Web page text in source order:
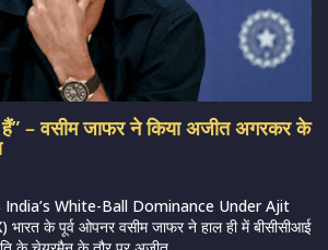
हैं” – वसीम जाफर ने किया अजीत अगरकर के
India’s White-Ball Dominance Under Ajit
के पूर्व ओपनर वसीम जाफर ने हाल ही में बीसीसीआई